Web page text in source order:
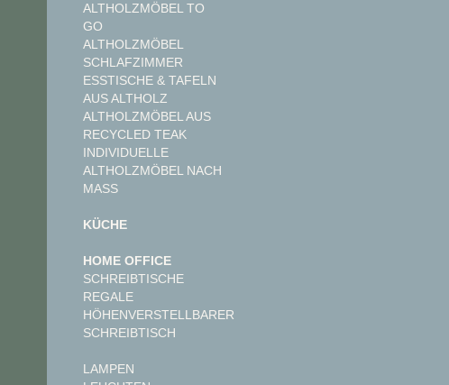
ALTHOLZMÖBEL TO
GO
ALTHOLZMÖBEL
SCHLAFZIMMER
ESSTISCHE & TAFELN
AUS ALTHOLZ
ALTHOLZMÖBEL AUS
RECYCLED TEAK
INDIVIDUELLE
ALTHOLZMÖBEL NACH
MASS
KÜCHE
HOME OFFICE
SCHREIBTISCHE
REGALE
HÖHENVERSTELLBARER
SCHREIBTISCH
LAMPEN